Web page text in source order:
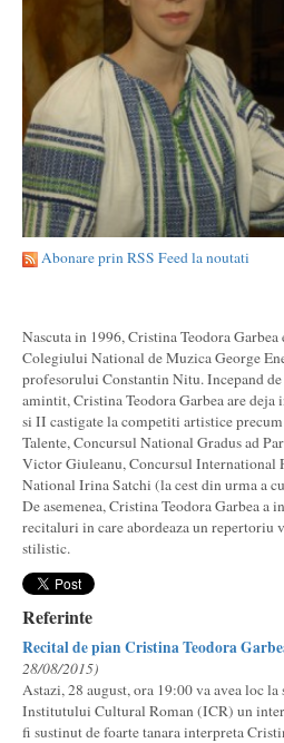
Abonare prin RSS Feed la noutati
Nascuta in 1996, Cristina Teodora Garbea
Colegiului National de Muzica George
profesorului Constantin Nitu. Incepand
amintit, Cristina Teodora Garbea are
si II castigate la competiti artistice
Talente, Concursul National Gradus ad
Victor Giuleanu, Concursul International
National Irina Satchi (la cest din urma a
De asemenea, Cristina Teodora Garbea a
recitaluri in care abordeaza un repertoriu
stilistic.
Referinte
Recital de pian Cristina Teodora
28/08/2015)
Astazi, 28 august, ora 19:00 va avea loc
Institutului Cultural Roman (ICR) un
fi sustinut de foarte tanara interpreta